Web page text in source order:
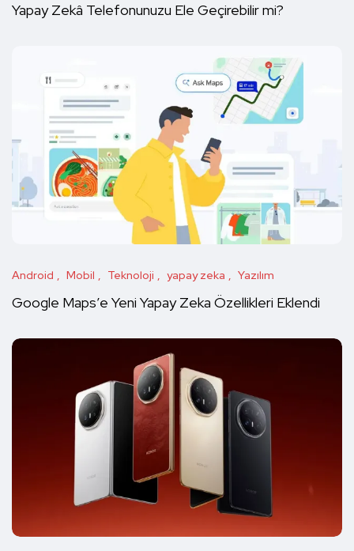
Yapay Zekâ Telefonunuzu Ele Geçirebilir mi?
Android Mobil Teknoloji yapay zeka Yazılım
Google Maps’e Yeni Yapay Zeka Özellikleri Eklendi